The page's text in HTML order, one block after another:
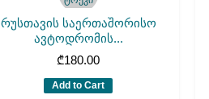
რუსთავის საერთაშორისო
ავტოდრომის...
₾180.00
Add to Cart